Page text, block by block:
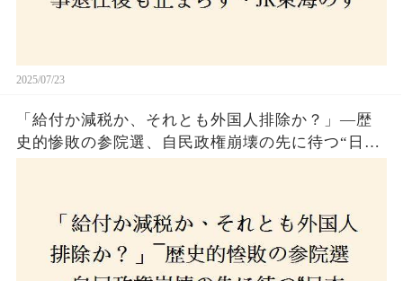
2025/07/23
「給付か減税か、それとも外国人排除か？」―歴
史的惨敗の参院選、自民政権崩壊の先に待つ“日本